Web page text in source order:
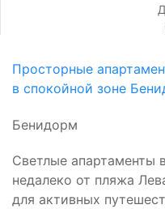
Просторные
в спокойной зоне
Бенидорм
Cветлые апартаменты
недалеко от пляжа
для активных